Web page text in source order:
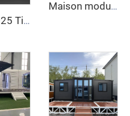
Chine 2025 Tiny Apple Capsule Mobile Home Préfabriqué avec cuisine et salle de bain pour hôtels et chambres d'hôtes
Maison modulaire pliable et portable 20ft 40ft en kit